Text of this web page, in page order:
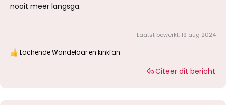
nooit meer langsga.
Laatst bewerkt: 19 aug 2024
W Lachende Wandelaaren kinkfan
Citeer dit bericht